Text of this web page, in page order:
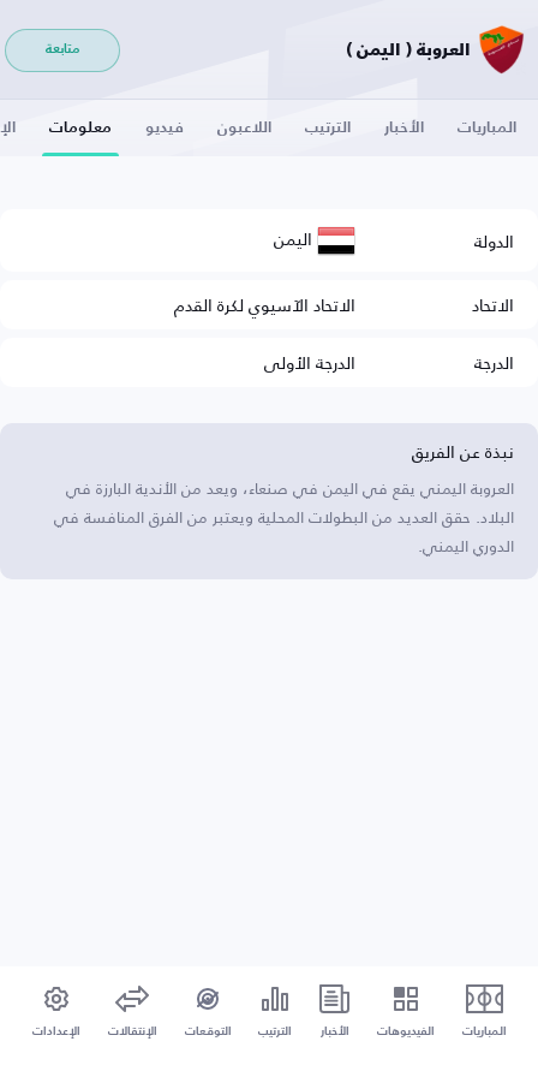
العروبة ( اليمن ) متابعة
المباريات الأخبار الترتيب اللاعبون فيديو معلومات
الدولة اليمن
الاتحاد
الاتحاد الآسيوي لكرة القدم
الدرجة
الدرجة الأولى
نبذة عن الفريق
العروبة اليمني يقع في اليمن في صنعاء، ويعد من الأندية البارزة في
البلاد. حقق العديد من البطولات المحلية ويعتبر من الفرق المنافسة في
الدوري اليمني.
المباريات الفيديوهات الأخبار الترتيب التوقعات الإنتقالات الإعدادات